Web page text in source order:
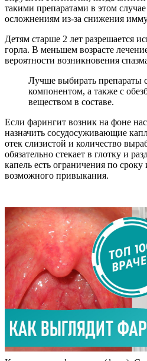
такими препаратами в этом
осложнениям из-за снижения
Детям старше 2 лет разрешается
горла. В меньшем возрасте
вероятности возникновения
Лучше выбирать препараты
компонентом, а также с
веществом в составе.
Если фарингит возник на фоне
назначить сосудосуживающие
отек слизистой и количество
обязательно стекает в глотку и
капель есть ограничения по сроку
возможного привыкания.